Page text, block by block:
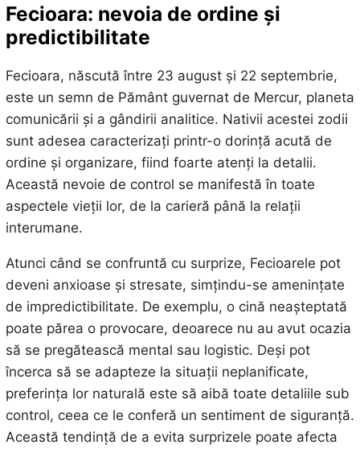
Fecioara: nevoia de ordine și
predictibilitate
Fecioara, născută între 23 august și 22 septembrie,
este un semn de Pământ guvernat de Mercur, planeta
comunicării și a gândirii analitice. Nativii acestei zodii
sunt adesea caracterizați printr-o dorință acută de
ordine și organizare, fiind foarte atenți la detalii.
Această nevoie de control se manifestă în toate
aspectele vieții lor, de la carieră până la relații
interumane.
Atunci când se confruntă cu surprize, Fecioarele pot
deveni anxioase și stresate, simțindu-se amenințate
de impredictibilitate. De exemplu, o cină neașteptată
poate părea o provocare, deoarece nu au avut ocazia
să se pregătească mental sau logistic. Deși pot
încerca să se adapteze la situații neplanificate,
preferința lor naturală este să aibă toate detaliile sub
control, ceea ce le conferă un sentiment de siguranță.
Această tendință de a evita surprizele poate afecta